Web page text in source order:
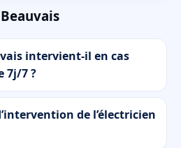
intervient-il en cas
7j/7 ?
de l’électricien